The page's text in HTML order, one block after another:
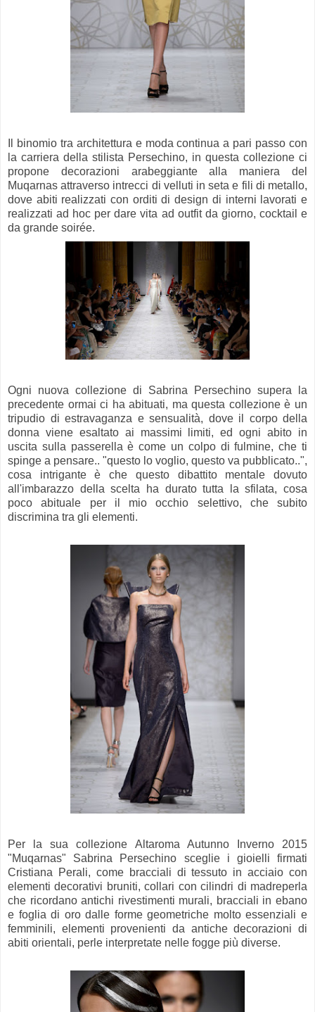
Il binomio tra architettura e moda continua a pari passo con
la carriera della stilista Persechino, in questa collezione ci
propone decorazioni arabeggiante alla maniera del
Muqarnas attraverso intrecci di velluti in seta e fili di metallo,
dove abiti realizzati con orditi di design di interni lavorati e
realizzati ad hoc per dare vita ad outfit da giorno, cocktail e
da grande soirée.
Ogni nuova collezione di Sabrina Persechino supera la
precedente ormai ci ha abituati, ma questa collezione è un
tripudio di estravaganza e sensualità, dove il corpo della
donna viene esaltato ai massimi limiti, ed ogni abito in
uscita sulla passerella è come un colpo di fulmine, che ti
spinge a pensare.. "questo lo voglio, questo va pubblicato..",
cosa intrigante è che questo dibattito mentale dovuto
all'imbarazzo della scelta ha durato tutta la sfilata, cosa
poco abituale per il mio occhio selettivo, che subito
discrimina tra gli elementi.
Per la sua collezione Altaroma Autunno Inverno 2015
"Muqarnas" Sabrina Persechino sceglie i gioielli firmati
Cristiana Perali, come bracciali di tessuto in acciaio con
elementi decorativi bruniti, collari con cilindri di madreperla
che ricordano antichi rivestimenti murali, bracciali in ebano
e foglia di oro dalle forme geometriche molto essenziali e
femminili, elementi provenienti da antiche decorazioni di
abiti orientali, perle interpretate nelle fogge più diverse.